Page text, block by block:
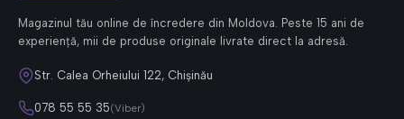
Magazinul tău online de încredere din Moldova. Peste 15 ani de
experiență, mii de produse originale livrate direct la adresă.
Str. Calea Orheiului 122, Chișinău
078 55 55 35(Viber)